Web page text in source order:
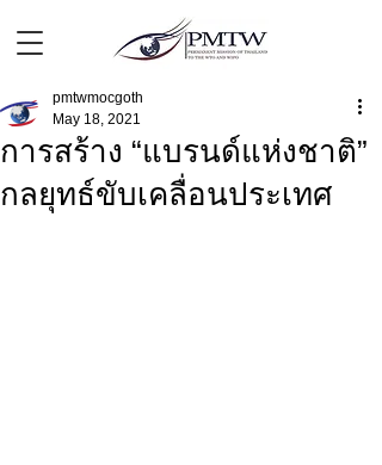
การสร้าง “แบรนด์แห่งชาติ”
กลยุทธ์ขับเคลื่อนประเทศ
pmtwmocgoth
May 18, 2021